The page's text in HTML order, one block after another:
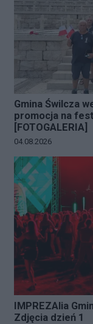
Gmina Świlcza
promocja na
[FOTOGALERIA]
Data dodania galerii:
04.08.2026
IMPREZAlia
Zdjęcia dzień 1